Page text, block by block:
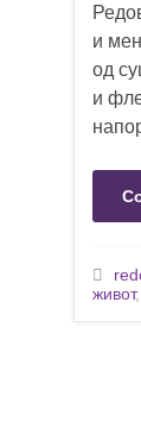
и
од
и
живот,